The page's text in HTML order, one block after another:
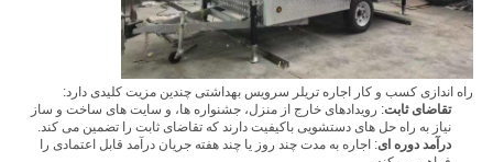
راه اندازی کسب و کار اجاره تریلر سرویس بهداشتی چندین مزیت کلیدی دارد:
تقاضای ثابت: رویدادهای خارج از منزل، جشنواره ها، و سایت های ساخت و ساز
نیاز به راه حل های دستشویی باکیفیت دارند که تقاضای ثابت را تضمین می کند.
درآمد دوره ای: اجاره به مدت چند روز یا چند هفته جریان درآمد قابل اعتمادی را